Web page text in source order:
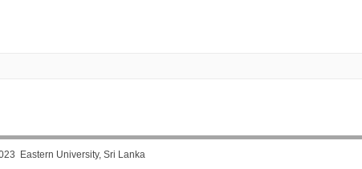
Eastern University, Sri Lanka